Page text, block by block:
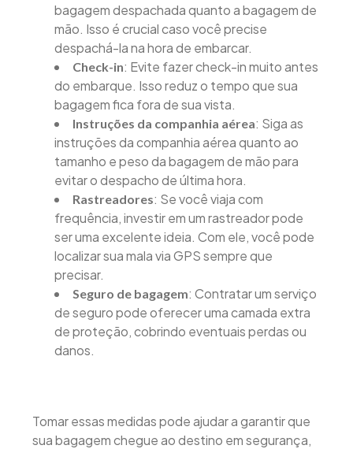
bagagem despachada quanto a bagagem de
mão. Isso é crucial caso você precise
despachá-la na hora de embarcar.
Check-in: Evite fazer check-in muito antes
do embarque. Isso reduz o tempo que sua
bagagem fica fora de sua vista.
Instruções da companhia aérea: Siga as
instruções da companhia aérea quanto ao
tamanho e peso da bagagem de mão para
evitar o despacho de última hora.
Rastreadores: Se você viaja com
frequência, investir em um rastreador pode
ser uma excelente ideia. Com ele, você pode
localizar sua mala via GPS sempre que
precisar.
Seguro de bagagem: Contratar um serviço
de seguro pode oferecer uma camada extra
de proteção, cobrindo eventuais perdas ou
danos.
Tomar essas medidas pode ajudar a garantir que
sua bagagem chegue ao destino em segurança,